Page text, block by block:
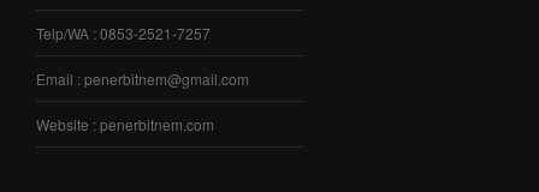
Telp/WA : 0853-2521-7257
Email : penerbitnem@gmail.com
Website : penerbitnem.com